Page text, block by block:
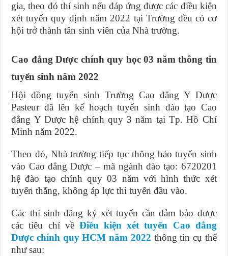
gia, theo đó thí sinh nếu đáp ứng được các điều kiện
xét tuyển quy định năm 2022 tại Trường đều có cơ
hội trở thành tân sinh viên của Nhà trường.
Cao đẳng Dược chính quy học 03 năm thông tin
tuyển sinh năm 2022
Hội đồng tuyển sinh Trường Cao đẳng Y Dược
Pasteur đã lên kế hoạch tuyển sinh đào tạo Cao
đẳng Y Dược hệ chính quy 3 năm tại Tp. Hồ Chí
Minh năm 2022.
Theo đó, Nhà trường tiếp tục thông báo tuyển sinh
vào Cao đẳng Dược – mã ngành đào tạo: 6720201
hệ đào tạo chính quy 03 năm với hình thức xét
tuyển thẳng, không áp lực thi tuyển đầu vào.
Các thí sinh đăng ký xét tuyển cần đảm bảo được
các tiêu chí về Điều kiện xét tuyển Cao đẳng
Dược chính quy HCM năm 2022 thông tin cụ thể
như sau: